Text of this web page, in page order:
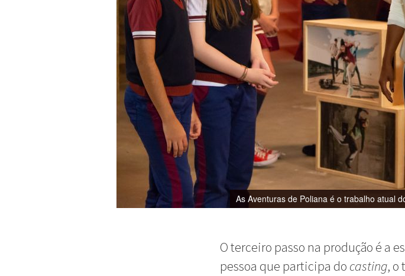
As Aventuras de Poliana é o trabalho atual
O terceiro passo na produção é a
pessoa que participa do casting, o